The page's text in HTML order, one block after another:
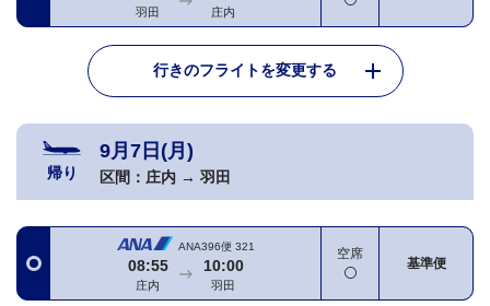
羽田 庄内
行きのフライトを変更する
帰り
9月7日(月)
区間： 庄内 → 羽田
ANA396便 321
08:55
庄内
10:00
羽田
空席
基準便